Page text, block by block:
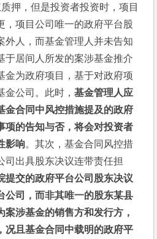
押，但是投资者投资时，项目
，项目公司唯一的政府平台股
外人，而基金管理人并未告知
于居间人所发的案涉基金推介
金为政府项目，基于对政府项
金公司。此时，基金管理人应
金合同中风控措施提及的政府
项的告知与否，将会对投资者
影响。其次，基金合同风控措
司出具股东决议连带责任担
提交的政府平台公司股东决议
公司，而非其唯一的股东某县
案涉基金的销售方和发行方，
况且基金合同中载明的政府平